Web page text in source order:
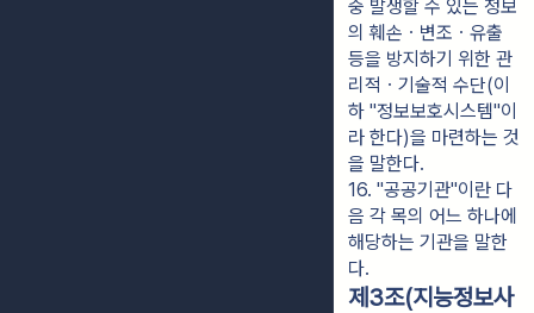
중 발생할 수 있는 정보
의 훼손ㆍ변조ㆍ유출
등을 방지하기 위한 관
리적ㆍ기술적 수단(이
하 "정보보호시스템"이
라 한다)을 마련하는 것
을 말한다.
16. "공공기관"이란 다
음 각 목의 어느 하나에
해당하는 기관을 말한
다.
제3조(지능정보사